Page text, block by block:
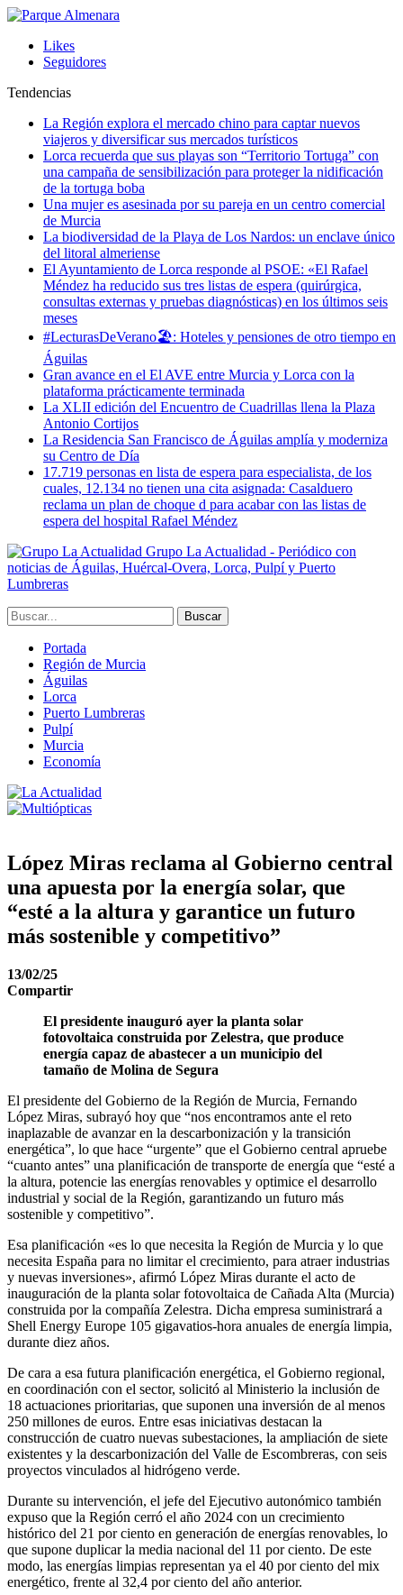
Likes
Seguidores
Tendencias
La Región explora el mercado chino para captar nuevos
viajeros y diversificar sus mercados turísticos
Lorca recuerda que sus playas son “Territorio Tortuga” con
una campaña de sensibilización para proteger la nidificación
de la tortuga boba
Una mujer es asesinada por su pareja en un centro comercial
de Murcia
La biodiversidad de la Playa de Los Nardos: un enclave único
del litoral almeriense
El Ayuntamiento de Lorca responde al PSOE: «El Rafael
Méndez ha reducido sus tres listas de espera (quirúrgica,
consultas externas y pruebas diagnósticas) en los últimos seis
meses
#LecturasDeVerano🏖: Hoteles y pensiones de otro tiempo en
Águilas
Gran avance en el El AVE entre Murcia y Lorca con la
plataforma prácticamente terminada
La XLII edición del Encuentro de Cuadrillas llena la Plaza
Antonio Cortijos
La Residencia San Francisco de Águilas amplía y moderniza
su Centro de Día
17.719 personas en lista de espera para especialista, de los
cuales, 12.134 no tienen una cita asignada: Casalduero
reclama un plan de choque d para acabar con las listas de
espera del hospital Rafael Méndez
Grupo La Actualidad - Periódico con
noticias de Águilas, Huércal-Overa, Lorca, Pulpí y Puerto
Lumbreras
Portada
Región de Murcia
Águilas
Lorca
Puerto Lumbreras
Pulpí
Murcia
Economía
López Miras reclama al Gobierno central
una apuesta por la energía solar, que
“esté a la altura y garantice un futuro
más sostenible y competitivo”
13/02/25
Compartir
El presidente inauguró ayer la planta solar
fotovoltaica construida por Zelestra, que produce
energía capaz de abastecer a un municipio del
tamaño de Molina de Segura
El presidente del Gobierno de la Región de Murcia, Fernando
López Miras, subrayó hoy que “nos encontramos ante el reto
inaplazable de avanzar en la descarbonización y la transición
energética”, lo que hace “urgente” que el Gobierno central apruebe
“cuanto antes” una planificación de transporte de energía que “esté a
la altura, potencie las energías renovables y optimice el desarrollo
industrial y social de la Región, garantizando un futuro más
sostenible y competitivo”.
Esa planificación «es lo que necesita la Región de Murcia y lo que
necesita España para no limitar el crecimiento, para atraer industrias
y nuevas inversiones», afirmó López Miras durante el acto de
inauguración de la planta solar fotovoltaica de Cañada Alta (Murcia)
construida por la compañía Zelestra. Dicha empresa suministrará a
Shell Energy Europe 105 gigavatios-hora anuales de energía limpia,
durante diez años.
De cara a esa futura planificación energética, el Gobierno regional,
en coordinación con el sector, solicitó al Ministerio la inclusión de
18 actuaciones prioritarias, que suponen una inversión de al menos
250 millones de euros. Entre esas iniciativas destacan la
construcción de cuatro nuevas subestaciones, la ampliación de siete
existentes y la descarbonización del Valle de Escombreras, con seis
proyectos vinculados al hidrógeno verde.
Durante su intervención, el jefe del Ejecutivo autonómico también
expuso que la Región cerró el año 2024 con un crecimiento
histórico del 21 por ciento en generación de energías renovables, lo
que supone duplicar la media nacional del 11 por ciento. De este
modo, las energías limpias representan ya el 40 por ciento del mix
energético, frente al 32,4 por ciento del año anterior.